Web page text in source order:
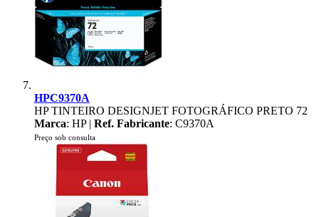
HPC9370A
HP TINTEIRO DESIGNJET FOTOGRÁFICO PRETO 72
Marca: HP | Ref. Fabricante: C9370A
Preço sob consulta